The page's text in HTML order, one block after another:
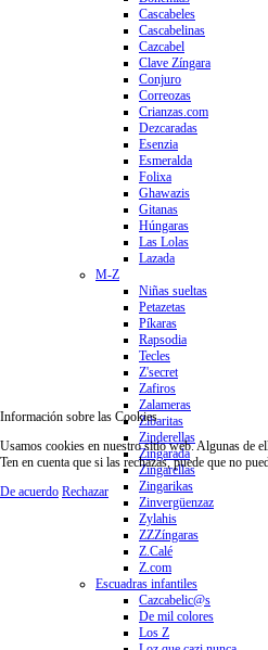
Cascabeles
Cascabelinas
Cazcabel
Clave Zíngara
Conjuro
Correozas
Crianzas.com
Dezcaradas
Esenzia
Esmeralda
Folixa
Ghawazis
Gitanas
Húngaras
Las Lolas
Lazada
M-Z
Niñas sueltas
Petazetas
Píkaras
Rapsodia
Tecles
Z'secret
Zafiros
Zalameras
Zibaritas
Zinderellas
Zingarada
Zingarellas
Zingarikas
Zinvergüenzaz
Zylahis
ZZZíngaras
Z.Calé
Z.com
Escuadras infantiles
Cazcabelic@s
De mil colores
Los Z
Información sobre las Cookies
Usamos cookies en nuestro sitio web. Algunas de
Ten en cuenta que si las rechazas, puede que no
De acuerdo Rechazar